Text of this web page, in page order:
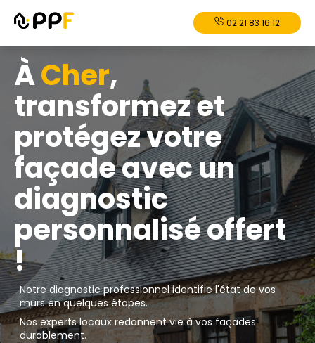
02 21 83 16 12
ÀCher,
transformez et
protégez votre
façade avec un
diagnostic
personnalisé offert
!
Notre diagnostic professionnel identifie l'état de vos
murs en quelques étapes.
Nos experts locaux redonnent vie à vos façades
durablement.